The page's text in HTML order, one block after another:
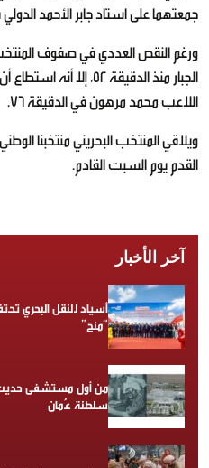
جمعتهما على استاد جابر الأحمد
ورغم النقص العددي في صفوف
الجبار منذ الدقيقة 52،
اللاعب محمد مرهون في الدقيقة 76.
ويلاقي المنتخب البحريني منتخبنا
القدم يوم السبت القادم.
آخر الأخبار
أسياد للنقل البحري
“منح”
من أول مستشفى
سلطنة عُمان